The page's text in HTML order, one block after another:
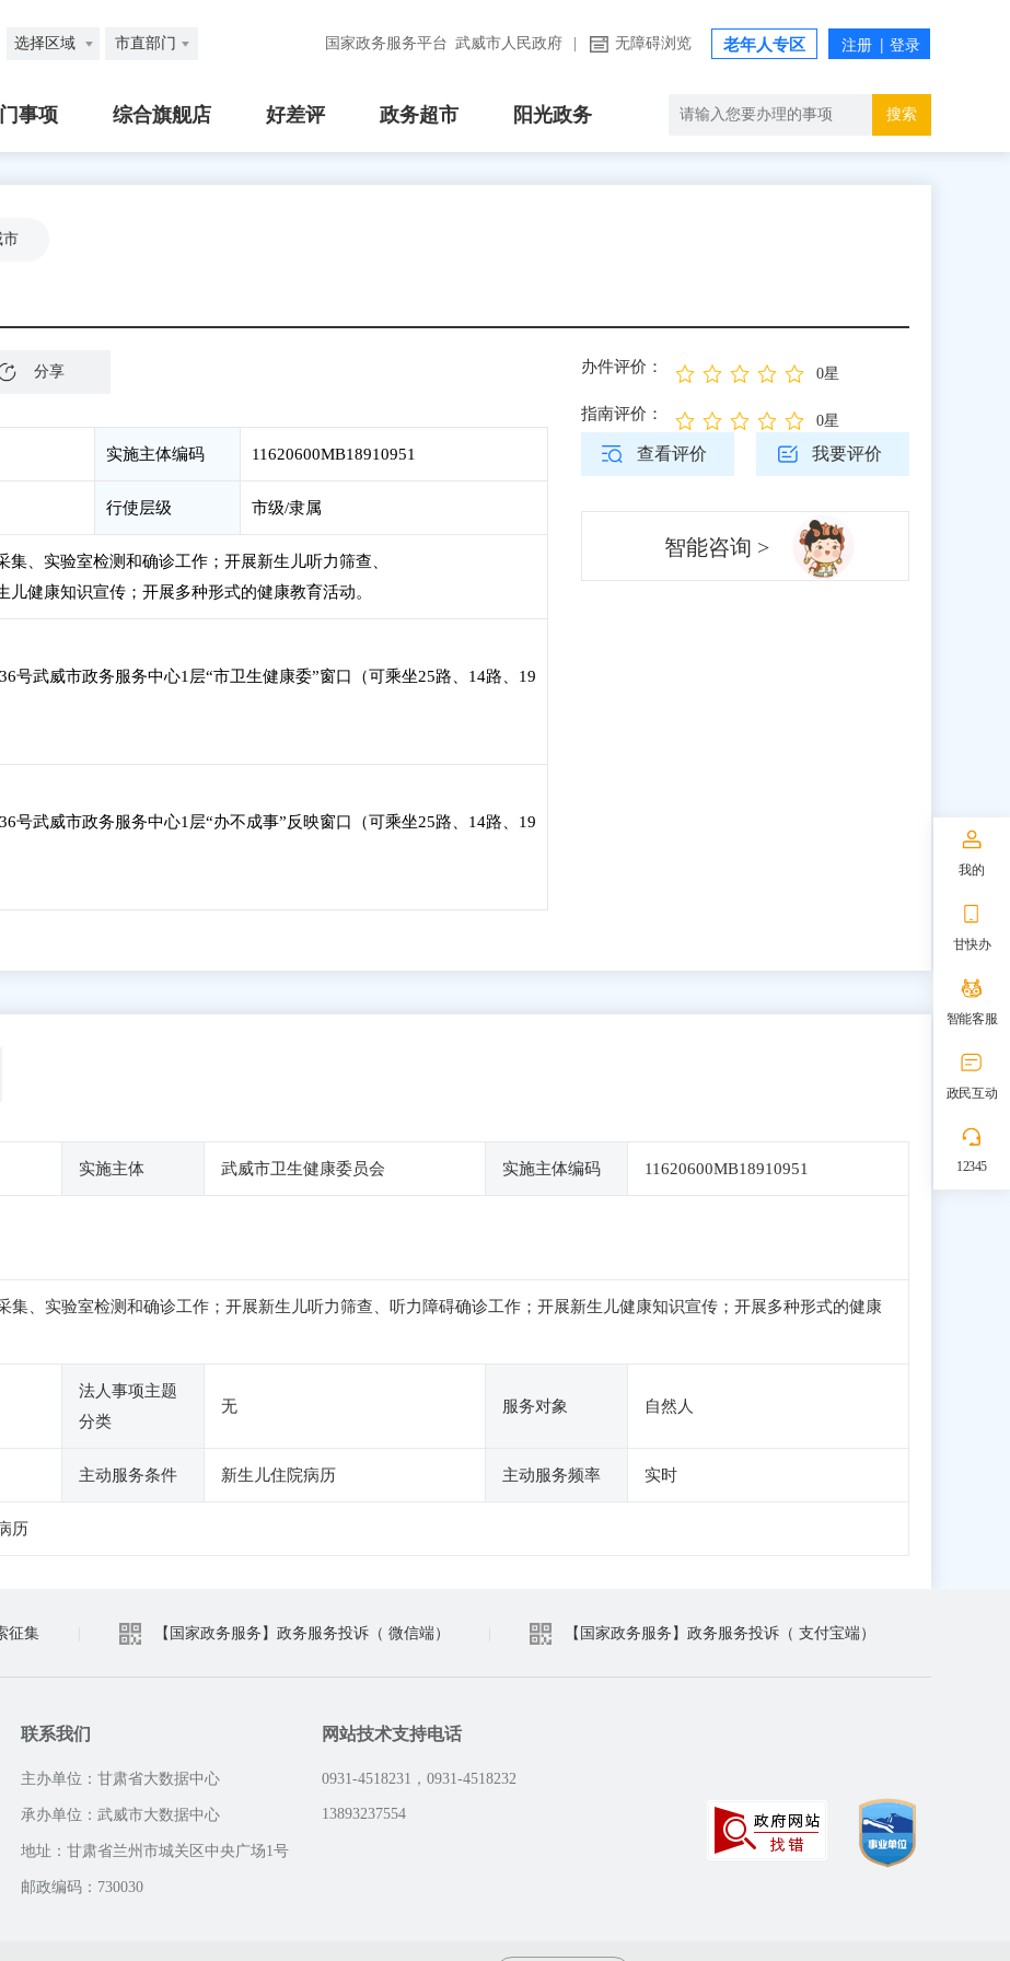
选择区域 市直部门 国家政务服务平台 武威市人民政府 无障碍浏览 老年人专区
事项 综合旗舰店 好差评 政务超市 阳光政务 搜索
市
分享
实施主体编码 11620600MB18910951
行使层级 市级/隶属
集、实验室检测和确诊工作；开展新生儿听力筛查、
儿健康知识宣传；开展多种形式的健康教育活动。
号武威市政务服务中心1层“市卫生健康委”窗口（可乘坐25路、14路、19
号武威市政务服务中心1层“办不成事”反映窗口（可乘坐25路、14路、19
办件评价： 0星
指南评价： 0星
查看评价 我要评价
智能咨询 >
实施主体 武威市卫生健康委员会 实施主体编码 11620600MB18910951
集、实验室检测和确诊工作；开展新生儿听力筛查、听力障碍确诊工作；开展新生儿健康知识宣传；开展多种形式的健康
法人事项主题
分类
无 服务对象 自然人
主动服务条件 新生儿住院病历 主动服务频率 实时
历
征集 【国家政务服务】政务服务投诉（ 微信端） 【国家政务服务】政务服务投诉（ 支付宝端）
联系我们
主办单位：甘肃省大数据中心
承办单位：武威市大数据中心
地址：甘肃省兰州市城关区中央广场1号
邮政编码：730030
网站技术支持电话
0931-4518231，0931-4518232
13893237554
我的
甘快办
智能客服
政民互动
12345